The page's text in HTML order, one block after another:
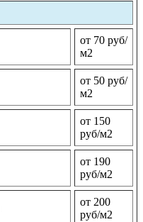
от 70 руб/
м2
от 50 руб/
м2
от 150
руб/м2
от 190
руб/м2
от 200
руб/м2